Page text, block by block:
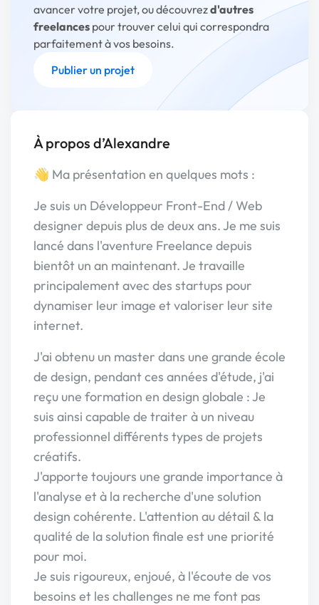
avancer votre projet, ou découvrezd'autres
freelances pour trouver celui qui correspondra
parfaitement à vos besoins.
Publier un projet
À propos d’Alexandre
👋 Ma présentation en quelques mots :
Je suis un Développeur Front-End / Web
designer depuis plus de deux ans. Je me suis
lancé dans l'aventure Freelance depuis
bientôt un an maintenant. Je travaille
principalement avec des startups pour
dynamiser leur image et valoriser leur site
internet.
J'ai obtenu un master dans une grande école
de design, pendant ces années d'étude, j'ai
reçu une formation en design globale : Je
suis ainsi capable de traiter à un niveau
professionnel différents types de projets
créatifs.
J'apporte toujours une grande importance à
l'analyse et à la recherche d'une solution
design cohérente. L'attention au détail & la
qualité de la solution finale est une priorité
pour moi.
Je suis rigoureux, enjoué, à l'écoute de vos
besoins et les challenges ne me font pas